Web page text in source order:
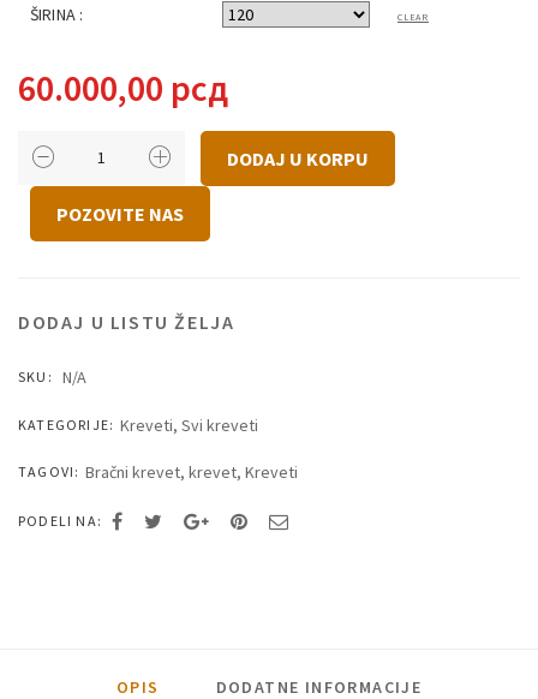
ŠIRINA : CLEAR
60.000,00 рсд
KREVET
LISABON
KOLIČINA
DODAJ U KORPU
POZOVITE NAS
DODAJ U LISTU ŽELJA
SKU: N/A
KATEGORIJE: Kreveti,Svi kreveti
TAGOVI: Bračni krevet,krevet,Kreveti
PODELI NA:
OPIS DODATNE INFORMACIJE